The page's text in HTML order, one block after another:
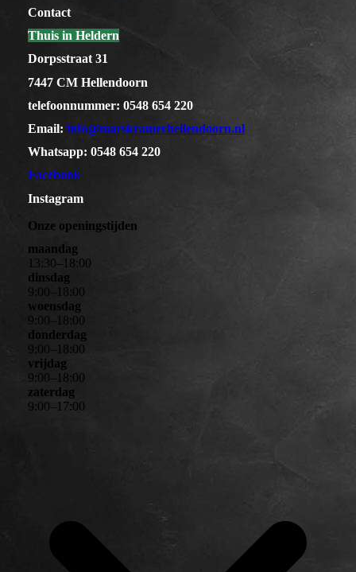
Contact
Thuis in Heldern
Dorpsstraat 31
7447 CM Hellendoorn
telefoonnummer: 0548 654 220
Email: info@marskramerhellendoorn.nl
Whatsapp: 0548 654 220
Facebook
Instagram
Onze openingstijden
maandag
13: 30– 18:00
dinsdag
9:00 – 18:00
woensdag
9:00– 18:00
donderdag
9:00– 18:00
vrijdag
9:00– 18:00
zaterdag
9:00–17:00